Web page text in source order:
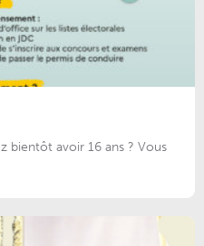
bientôt avoir 16 ans ? Vous